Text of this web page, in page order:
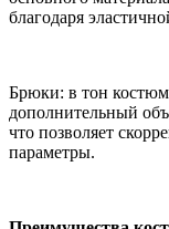
благодаря
Брюки: в тон
дополнительный
что позволяет
параметры.